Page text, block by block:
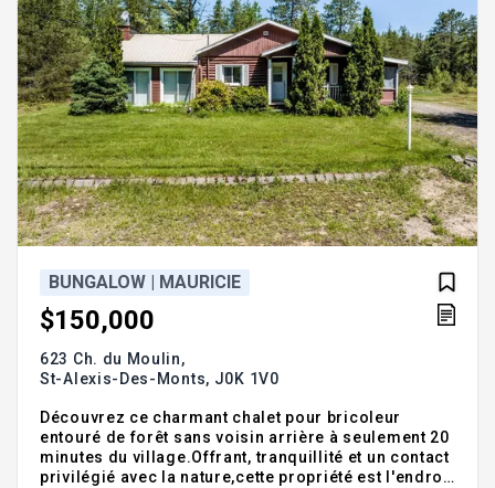
BUNGALOW | MAURICIE
$150,000
623 Ch. du Moulin,
St-Alexis-Des-Monts, J0K 1V0
Découvrez ce charmant chalet pour bricoleur
entouré de forêt sans voisin arrière à seulement 20
minutes du village.Offrant, tranquillité et un contact
privilégié avec la nature,cette propriété est l'endroit